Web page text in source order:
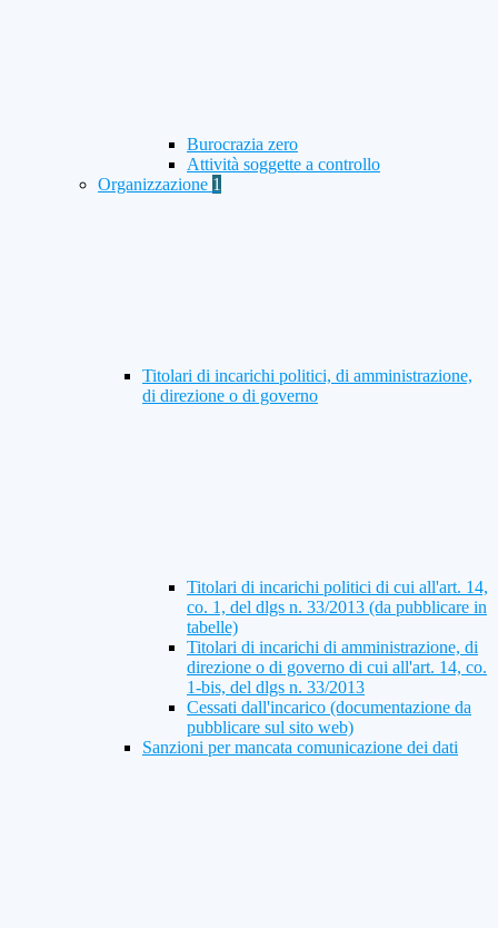
Burocrazia zero
Attività soggette a controllo
Organizzazione 1
Titolari di incarichi politici, di amministrazione,
di direzione o di governo
Titolari di incarichi politici di cui all'art. 14,
co. 1, del dlgs n. 33/2013 (da pubblicare in
tabelle)
Titolari di incarichi di amministrazione, di
direzione o di governo di cui all'art. 14, co.
1-bis, del dlgs n. 33/2013
Cessati dall'incarico (documentazione da
pubblicare sul sito web)
Sanzioni per mancata comunicazione dei dati